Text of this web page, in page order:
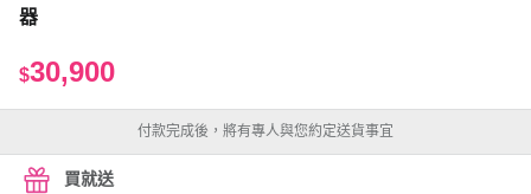
器
$30,900
付款完成後，將有專人與您約定送貨事宜
買就送